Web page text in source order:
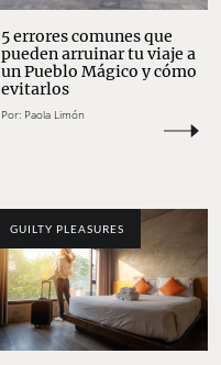
5 errores comunes que
pueden arruinar tu viaje a
un Pueblo Mágico y cómo
evitarlos
Por: Paola Limón
GUILTY PLEASURES